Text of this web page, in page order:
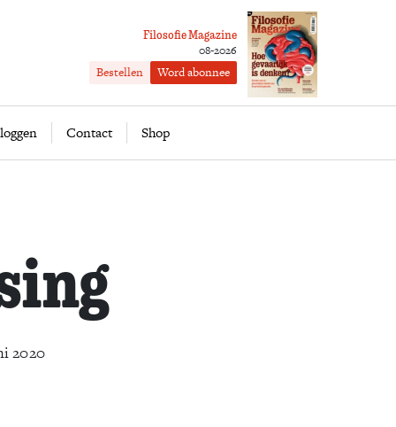
Filosofie Magazine
08-2026
Bestellen Word abonnee
Contact Shop
Word abonnee
2020